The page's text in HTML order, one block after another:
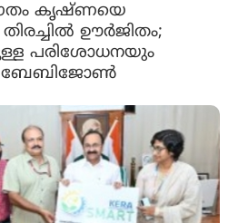
കൃഷ്ണയെ
ഊർജിതം;
പരിശോധനയും
ബേബിജോണ്‍